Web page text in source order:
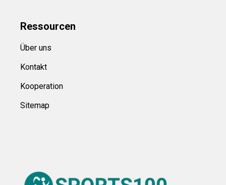
Ressourcen
Über uns
Kontakt
Kooperation
Sitemap